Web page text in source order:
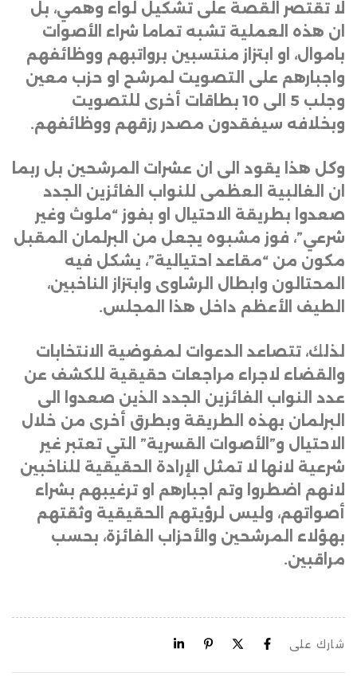
لا تقتصر القصة على تشكيل لواء وهمي، بل
ان هذه العملية تشبه تماما شراء الأصوات
باموال، او ابتزاز منتسبين برواتبهم ووظائفهم
واجبارهم على التصويت لمرشح او حزب معين
وجلب 5 الى 10 بطاقات أخرى للتصويت
وبخلافه سيفقدون مصدر رزقهم ووظائفهم.
وكل هذا يقود الى ان عشرات المرشحين بل ربما
ان الغالبية العظمى للنواب الفائزين الجدد
صعدوا بطريقة الاحتيال او بفوز “ملوث وغير
شرعي”، فوز مشبوه يجعل من البرلمان المقبل
مكون من “مقاعد احتيالية”، يشكل فيه
المحتالون وابطال الرشاوى وابتزاز الناخبين،
الطيف الأعظم داخل هذا المجلس.
لذلك، تتصاعد الدعوات لمفوضية الانتخابات
والقضاء لاجراء مراجعات حقيقية للكشف عن
عدد النواب الفائزين الجدد الذين صعدوا الى
البرلمان بهذه الطريقة وبطرق أخرى من خلال
الاحتيال و”الأصوات القسرية” التي تعتبر غير
شرعية لانها لا تمثل الإرادة الحقيقية للناخبين
لانهم اضطروا وتم اجبارهم او ترغيبهم بشراء
أصواتهم، وليس لرؤيتهم الحقيقية وثقتهم
بهؤلاء المرشحين والأحزاب الفائزة، بحسب
مراقبين.
شارك على